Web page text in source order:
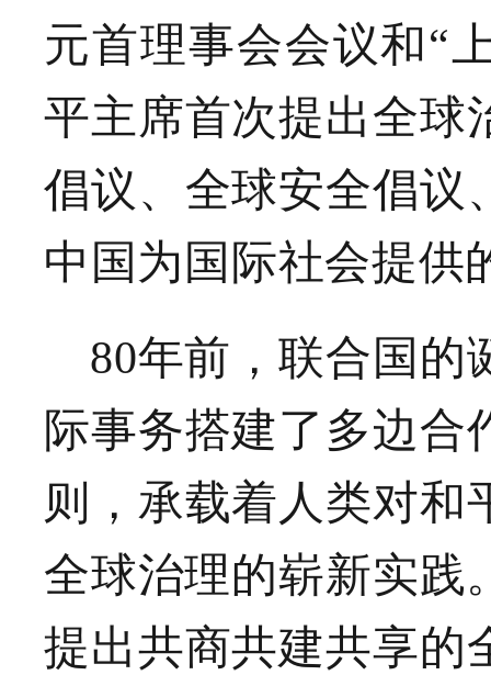
元首理事会会议和“
平主席首次提出全球
倡议、全球安全倡议
中国为国际社会提供
80年前，联合国的
际事务搭建了多边合
则，承载着人类对和
全球治理的崭新实践
提出共商共建共享的